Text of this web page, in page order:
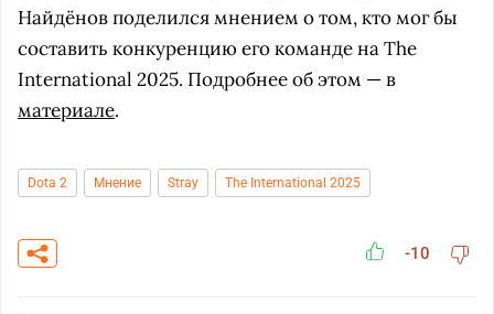
Найдёнов поделился мнением о том, кто мог бы
составить конкуренцию его команде на The
International 2025. Подробнее об этом — в
материале.
Dota 2 Мнение Stray The International 2025
-10